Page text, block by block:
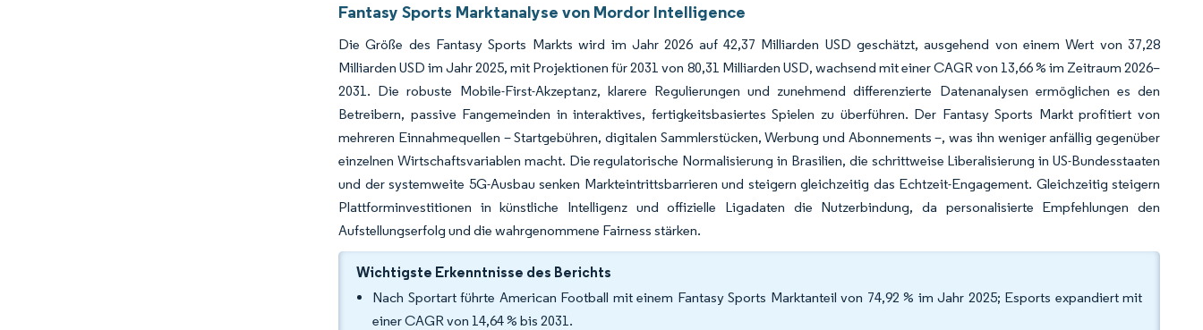
Fantasy Sports Marktanalyse von Mordor Intelligence
Die Größe des Fantasy Sports Markts wird im Jahr 2026 auf 42,37 Milliarden USD geschätzt, ausgehend von einem Wert von 37,28
Milliarden USD im Jahr 2025, mit Projektionen für 2031 von 80,31 Milliarden USD, wachsend mit einer CAGR von 13,66 % im Zeitraum 2026–
2031. Die robuste Mobile-First-Akzeptanz, klarere Regulierungen und zunehmend differenzierte Datenanalysen ermöglichen es den
Betreibern, passive Fangemeinden in interaktives, fertigkeitsbasiertes Spielen zu überführen. Der Fantasy Sports Markt profitiert von
mehreren Einnahmequellen – Startgebühren, digitalen Sammlerstücken, Werbung und Abonnements –, was ihn weniger anfällig gegenüber
einzelnen Wirtschaftsvariablen macht. Die regulatorische Normalisierung in Brasilien, die schrittweise Liberalisierung in US-Bundesstaaten
und der systemweite 5G-Ausbau senken Markteintrittsbarrieren und steigern gleichzeitig das Echtzeit-Engagement. Gleichzeitig steigern
Plattforminvestitionen in künstliche Intelligenz und offizielle Ligadaten die Nutzerbindung, da personalisierte Empfehlungen den
Aufstellungserfolg und die wahrgenommene Fairness stärken.
Wichtigste Erkenntnisse des Berichts
Nach Sportart führte American Football mit einem Fantasy Sports Marktanteil von 74,92 % im Jahr 2025; Esports expandiert mit
einer CAGR von 14,64 % bis 2031.